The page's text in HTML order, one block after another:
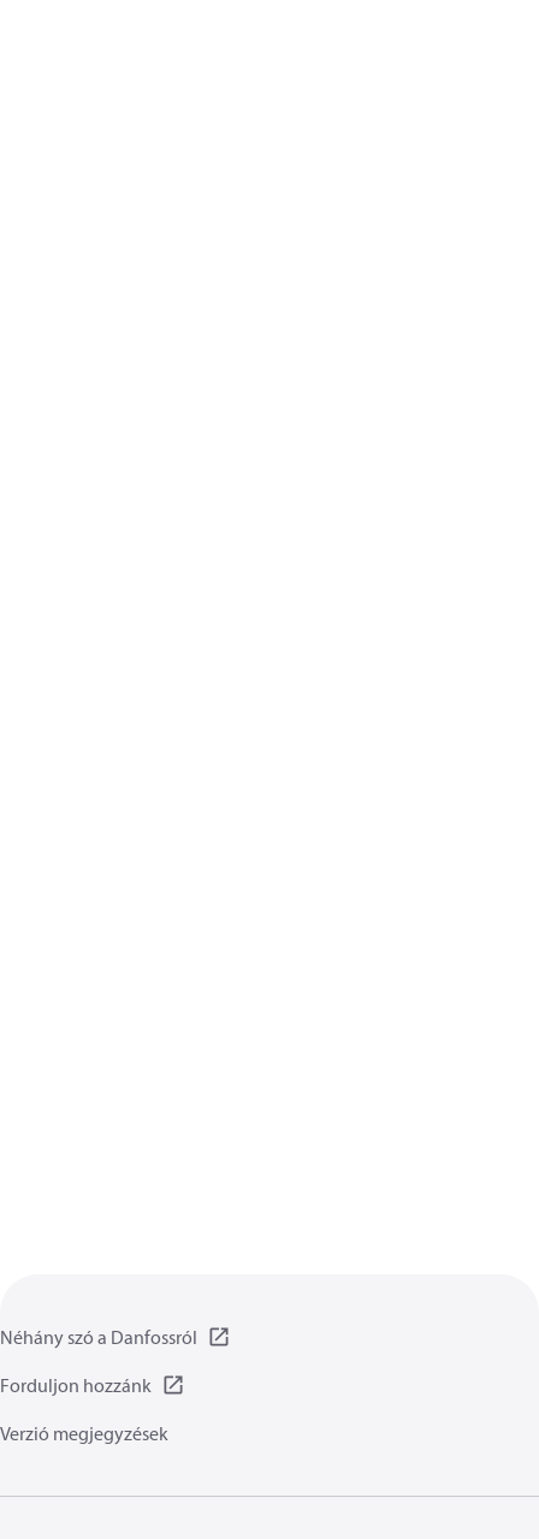
Néhány szó a Danfossról
Forduljon hozzánk
Verzió megjegyzések